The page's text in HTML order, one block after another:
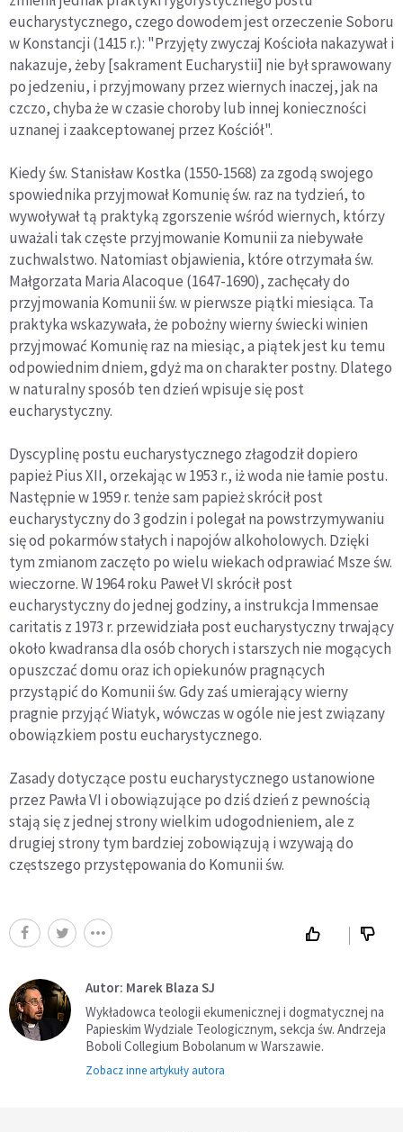
eucharystycznego, czego dowodem jest orzeczenie Soboru
w Konstancji (1415 r.): "Przyjęty zwyczaj Kościoła nakazywał i
nakazuje, żeby [sakrament Eucharystii] nie był sprawowany
po jedzeniu, i przyjmowany przez wiernych inaczej, jak na
czczo, chyba że w czasie choroby lub innej konieczności
uznanej i zaakceptowanej przez Kościół".
Kiedy św. Stanisław Kostka (1550-1568) za zgodą swojego
spowiednika przyjmował Komunię św. raz na tydzień, to
wywoływał tą praktyką zgorszenie wśród wiernych, którzy
uważali tak częste przyjmowanie Komunii za niebywałe
zuchwalstwo. Natomiast objawienia, które otrzymała św.
Małgorzata Maria Alacoque (1647-1690), zachęcały do
przyjmowania Komunii św. w pierwsze piątki miesiąca. Ta
praktyka wskazywała, że pobożny wierny świecki winien
przyjmować Komunię raz na miesiąc, a piątek jest ku temu
odpowiednim dniem, gdyż ma on charakter postny. Dlatego
w naturalny sposób ten dzień wpisuje się post
eucharystyczny.
Dyscyplinę postu eucharystycznego złagodził dopiero
papież Pius XII, orzekając w 1953 r., iż woda nie łamie postu.
Następnie w 1959 r. tenże sam papież skrócił post
eucharystyczny do 3 godzin i polegał na powstrzymywaniu
się od pokarmów stałych i napojów alkoholowych. Dzięki
tym zmianom zaczęto po wielu wiekach odprawiać Msze św.
wieczorne. W 1964 roku Paweł VI skrócił post
eucharystyczny do jednej godziny, a instrukcja Immensae
caritatis z 1973 r. przewidziała post eucharystyczny trwający
około kwadransa dla osób chorych i starszych nie mogących
opuszczać domu oraz ich opiekunów pragnących
przystąpić do Komunii św. Gdy zaś umierający wierny
pragnie przyjąć Wiatyk, wówczas w ogóle nie jest związany
obowiązkiem postu eucharystycznego.
Zasady dotyczące postu eucharystycznego ustanowione
przez Pawła VI i obowiązujące po dziś dzień z pewnością
stają się z jednej strony wielkim udogodnieniem, ale z
drugiej strony tym bardziej zobowiązują i wzywają do
częstszego przystępowania do Komunii św.
Autor: Marek Blaza SJ
Wykładowca teologii ekumenicznej i dogmatycznej na
Papieskim Wydziale Teologicznym, sekcja św. Andrzeja
Boboli Collegium Bobolanum w Warszawie.
Zobacz inne artykuły autora